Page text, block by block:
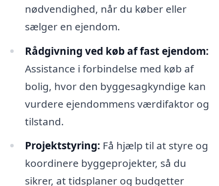
nødvendighed, når du køber eller
sælger en ejendom.
Rådgivning ved køb af fast ejendom:
Assistance i forbindelse med køb af
bolig, hvor den byggesagkyndige kan
vurdere ejendommens værdifaktor og
tilstand.
Projektstyring: Få hjælp til at styre og
koordinere byggeprojekter, så du
sikrer, at tidsplaner og budgetter